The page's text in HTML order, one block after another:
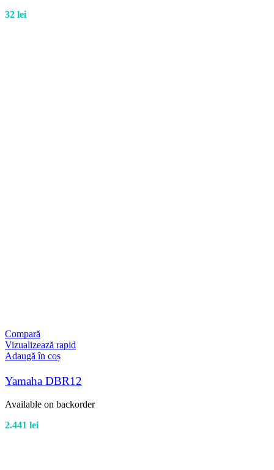
32 lei
Compară
Vizualizează rapid
Adaugă în coș
Yamaha DBR12
Available on backorder
2.441 lei